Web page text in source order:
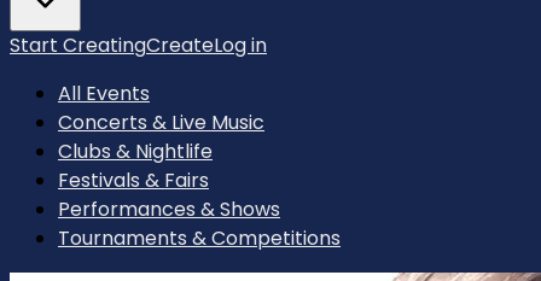
Start CreatingCreateLog in
All Events
Concerts & Live Music
Clubs & Nightlife
Festivals & Fairs
Performances & Shows
Tournaments & Competitions